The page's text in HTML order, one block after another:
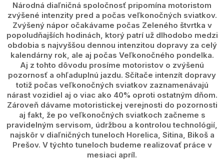
Národná diaľničná spoločnosť pripomína motoristom
zvýšené intenzity pred a počas veľkonočných sviatkov.
Zvýšený nápor očakávame počas Zeleného štvrtka v
popoludňajších hodinách, ktorý patrí už dlhodobo medzi
obdobia s najvyššou dennou intenzitou dopravy za celý
kalendárny rok, ale aj počas Veľkonočného pondelka.
Aj z tohto dôvodu prosíme motoristov o zvýšenú
pozornosť a ohľaduplnú jazdu. Sčítače intenzít dopravy
totiž počas veľkonočných sviatkov zaznamenávajú
nárast vozidiel aj o viac ako 40% oproti ostatným dňom.
Zároveň dávame motoristickej verejnosti do pozornosti
aj fakt, že po veľkonočných sviatkoch začneme s
pravidelným servisom, údržbou a kontrolou technológií,
najskôr v diaľničných tuneloch Horelica, Sitina, Bikoš a
Prešov. V týchto tuneloch budeme realizovať práce v
mesiaci apríl.